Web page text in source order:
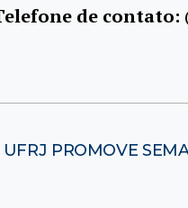
de contato:
PROMOVE